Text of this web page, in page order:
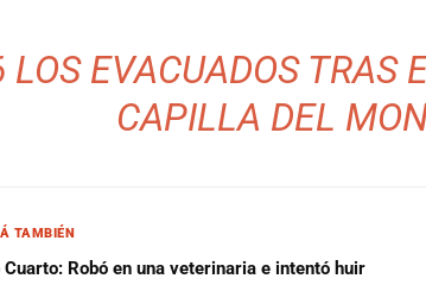
LOS EVACUADOS TRAS
CAPILLA DEL
TAMBIÉN
Cuarto: Robó en una veterinaria e intentó huir